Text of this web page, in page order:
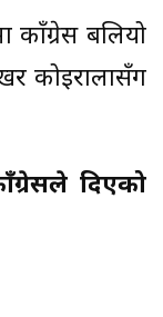
काँग्रेस बलियो
कोइरालासँग
दिएको